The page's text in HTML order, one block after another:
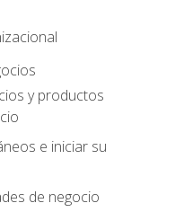
y productos
e iniciar su
de negocio